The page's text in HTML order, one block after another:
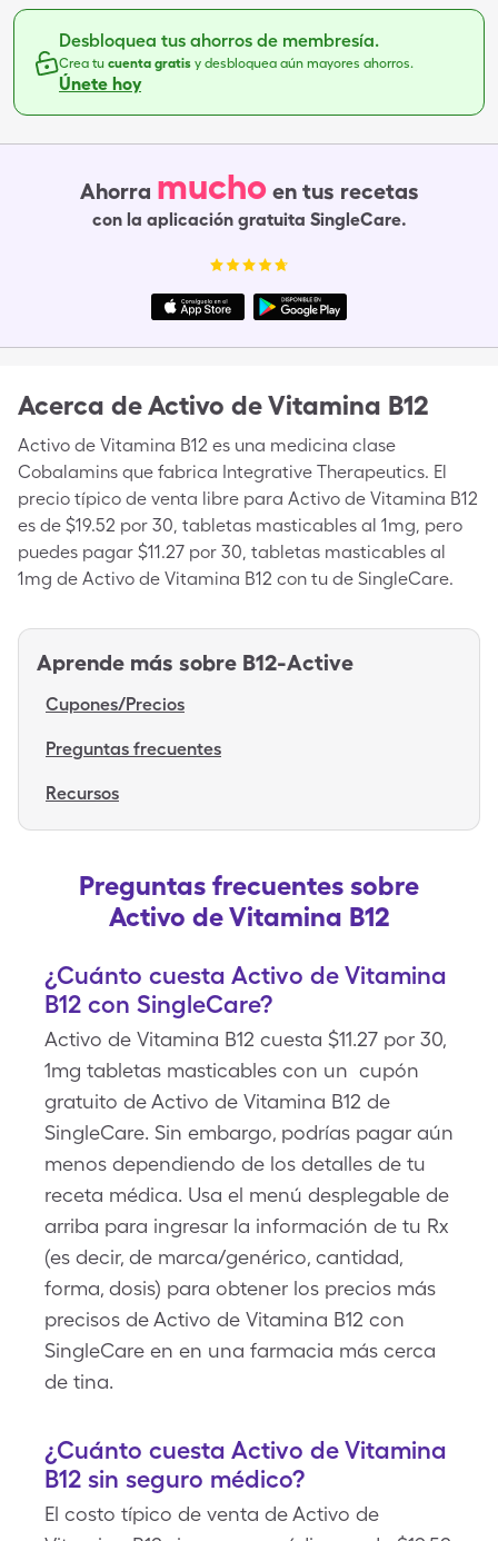
Desbloquea tus ahorros de membresía.
Crea tu cuenta gratis y desbloquea aún mayores ahorros.
Únete hoy
Ahorra mucho en tus recetas
con la aplicación gratuita SingleCare.
Acerca deActivo de Vitamina B12
Activo de Vitamina B12 es una medicina clase
Cobalamins que fabrica Integrative Therapeutics. El
precio típico de venta libre para Activo de Vitamina B12
es de $19.52 por 30, tabletas masticables al 1mg, pero
puedes pagar $11.27 por 30, tabletas masticables al
1mg de Activo de Vitamina B12 con tu de SingleCare.
Aprende más sobre B12-Active
Cupones/Precios
Preguntas frecuentes
Recursos
Preguntas frecuentes sobre
Activo de Vitamina B12
¿Cuánto cuesta Activo de Vitamina
B12 con SingleCare?
Activo de Vitamina B12 cuesta $11.27 por 30,
1mg tabletas masticables con un cupón
gratuito de Activo de Vitamina B12 de
SingleCare. Sin embargo, podrías pagar aún
menos dependiendo de los detalles de tu
receta médica. Usa el menú desplegable de
arriba para ingresar la información de tu Rx
(es decir, de marca/genérico, cantidad,
forma, dosis) para obtener los precios más
precisos de Activo de Vitamina B12 con
SingleCare en en una farmacia más cerca
de tina.
¿Cuánto cuesta Activo de Vitamina
B12 sin seguro médico?
El costo típico de venta de Activo de